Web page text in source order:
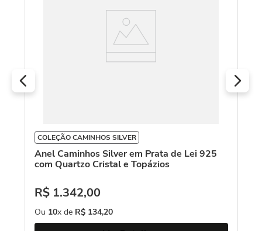
COLEÇÃO CAMINHOS SILVER
Anel Caminhos Silver em Prata de Lei 925
com Quartzo Cristal e Topázios
R$ 1.342,00
Ou 10x de R$ 134,20